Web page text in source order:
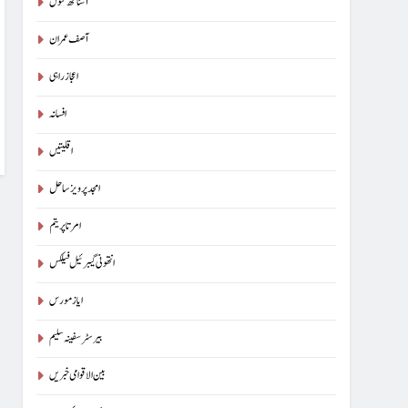
آصف عمران
اعجاز راہی
افسانہ
اقلیتیں
امجد پرویز ساحل
امرتا پریتم
انتھونی گیبرئیل فیلکس
ایاز مورس
بیرسٹرسفینہ سلیم
بین الاقوامی خبریں